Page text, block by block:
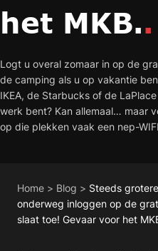
het MKB..
Logt u overal zomaar in op de
de camping als u op vakantie
IKEA, de Starbucks of de
werk bent? Kan allemaal… maar
op die plekken vaak een nep-
Home > Blog > Steeds
onderweg inloggen op de
slaat toe! Gevaar voor het